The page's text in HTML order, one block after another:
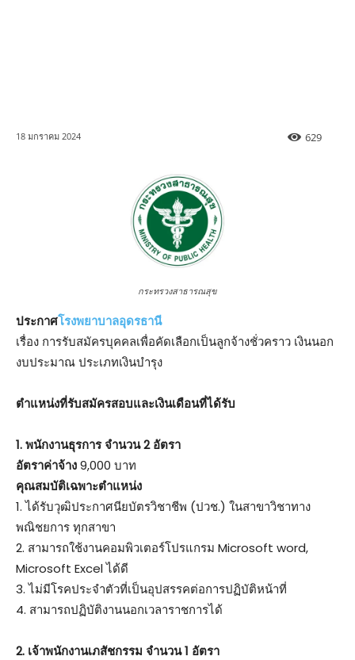
18 มกราคม 2024 629
กระทรวงสาธารณสุข
ประกาศโรงพยาบาลอุดรธานี
เรื่อง การรับสมัครบุคคลเพื่อคัดเลือกเป็นลูกจ้างชั่วคราว เงินนอก
งบประมาณ ประเภทเงินบำรุง
ตําแหน่งที่รับสมัครสอบและเงินเดือนที่ได้รับ
1. พนักงานธุรการ จำนวน 2 อัตรา
อัตราค่าจ้าง9,000 บาท
คุณสมบัติเฉพาะตำแหน่ง
1. ได้รับวุฒิประกาศนียบัตรวิชาชีพ (ปวช.) ในสาขาวิชาทาง
พณิชยการ ทุกสาขา
2. สามารถใช้งานคอมพิวเตอร์โปรแกรม Microsoft word,
Microsoft Excel ได้ดี
3. ไม่มีโรคประจำตัวที่เป็นอุปสรรคต่อการปฏิบัติหน้าที่
4. สามารถปฏิบัติงานนอกเวลาราชการได้
2. เจ้าพนักงานเภสัชกรรม จำนวน 1 อัตรา